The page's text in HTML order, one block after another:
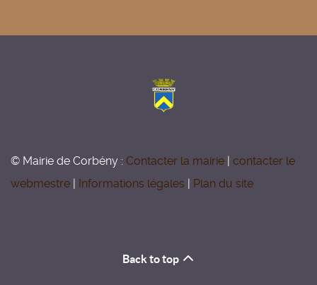
© Mairie de Corbény : Contacter la mairie | contacter le
webmestre | Informations légales | Plan du site
Back to top